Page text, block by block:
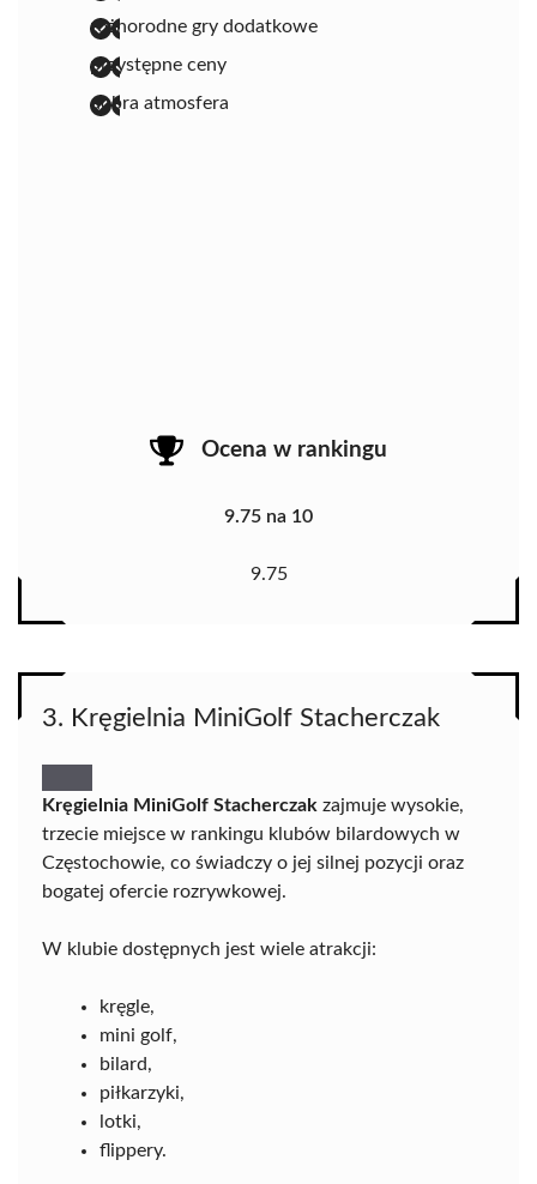
różnorodne gry dodatkowe
przystępne ceny
dobra atmosfera
Ocena w rankingu
9.75 na 10
9.75
3. Kręgielnia MiniGolf Stacherczak
Kręgielnia MiniGolf Stacherczak zajmuje wysokie,
trzecie miejsce w rankingu klubów bilardowych w
Częstochowie, co świadczy o jej silnej pozycji oraz
bogatej ofercie rozrywkowej.
W klubie dostępnych jest wiele atrakcji:
kręgle,
mini golf,
bilard,
piłkarzyki,
lotki,
flippery.